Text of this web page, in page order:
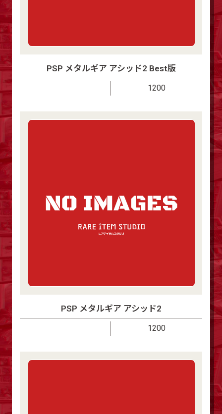
PSP メタルギア アシッド2 Best版
1200
PSP メタルギア アシッド2
1200